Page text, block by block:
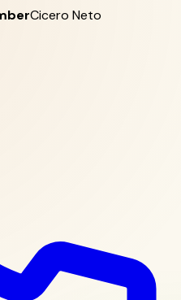
Cicero Neto